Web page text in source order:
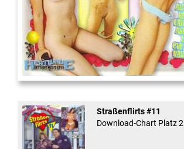
And Confused #8 - ...
Straßenflirts #11
Download-Chart Platz 2